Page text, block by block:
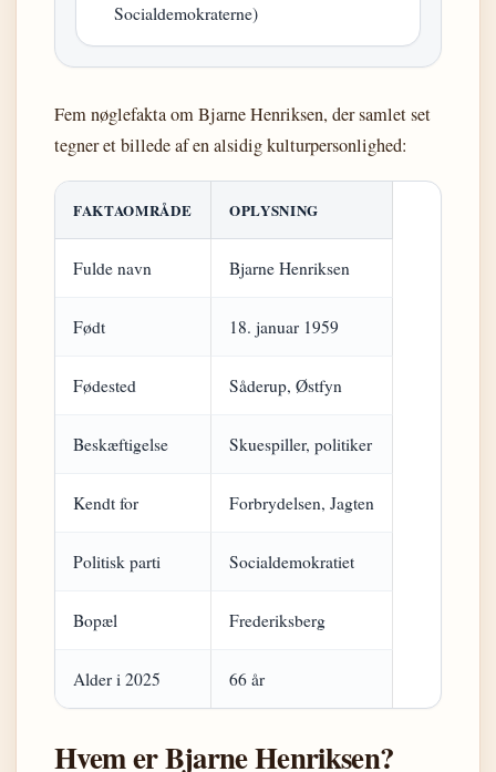
Socialdemokraterne)
Fem nøglefakta om Bjarne Henriksen, der samlet set
tegner et billede af en alsidig kulturpersonlighed:
FAKTAOMRÅDE OPLYSNING
Fulde navn Bjarne Henriksen
Født 18. januar 1959
Fødested Såderup, Østfyn
Beskæftigelse Skuespiller, politiker
Kendt for Forbrydelsen, Jagten
Politisk parti Socialdemokratiet
Bopæl Frederiksberg
Alder i 2025 66 år
Hvem er Bjarne Henriksen?